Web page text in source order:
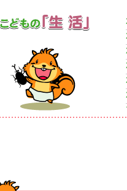
が、炭水化物や脂肪の代わりにエ
その結果、骨や筋肉を作るタンパ
⑧愛情たっぷり、楽しく食事を
愛されているという実感がない
（愛情遮断性低身長）
また食事時にストレスがあると
ため、結果的に低身長になってし
睡眠、運動、食事、ビタミン愛で